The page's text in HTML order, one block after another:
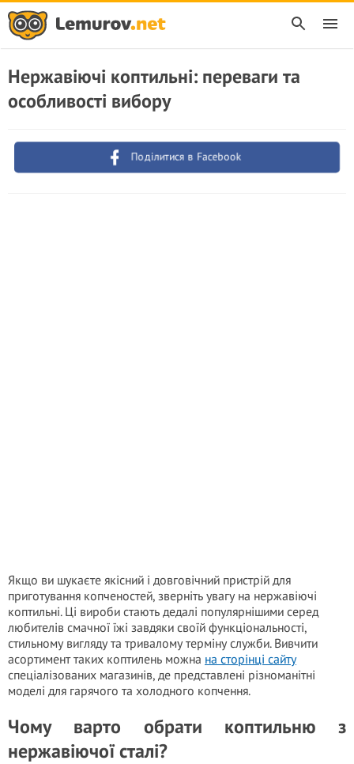
Нержавіючі коптильні: переваги та
особливості вибору
Поділитися в Facebook
Якщо ви шукаєте якісний і довговічний пристрій для
приготування копченостей, зверніть увагу на нержавіючі
коптильні. Ці вироби стають дедалі популярнішими серед
любителів смачної їжі завдяки своїй функціональності,
стильному вигляду та тривалому терміну служби. Вивчити
асортимент таких коптилень можна на сторінці сайту
спеціалізованих магазинів, де представлені різноманітні
моделі для гарячого та холодного копчення.
Чому варто обрати коптильню з
нержавіючої сталі?